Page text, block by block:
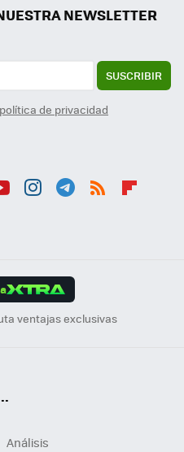
NEWSLETTER
SUSCRIBIR
política de privacidad
ventajas exclusivas
Análisis